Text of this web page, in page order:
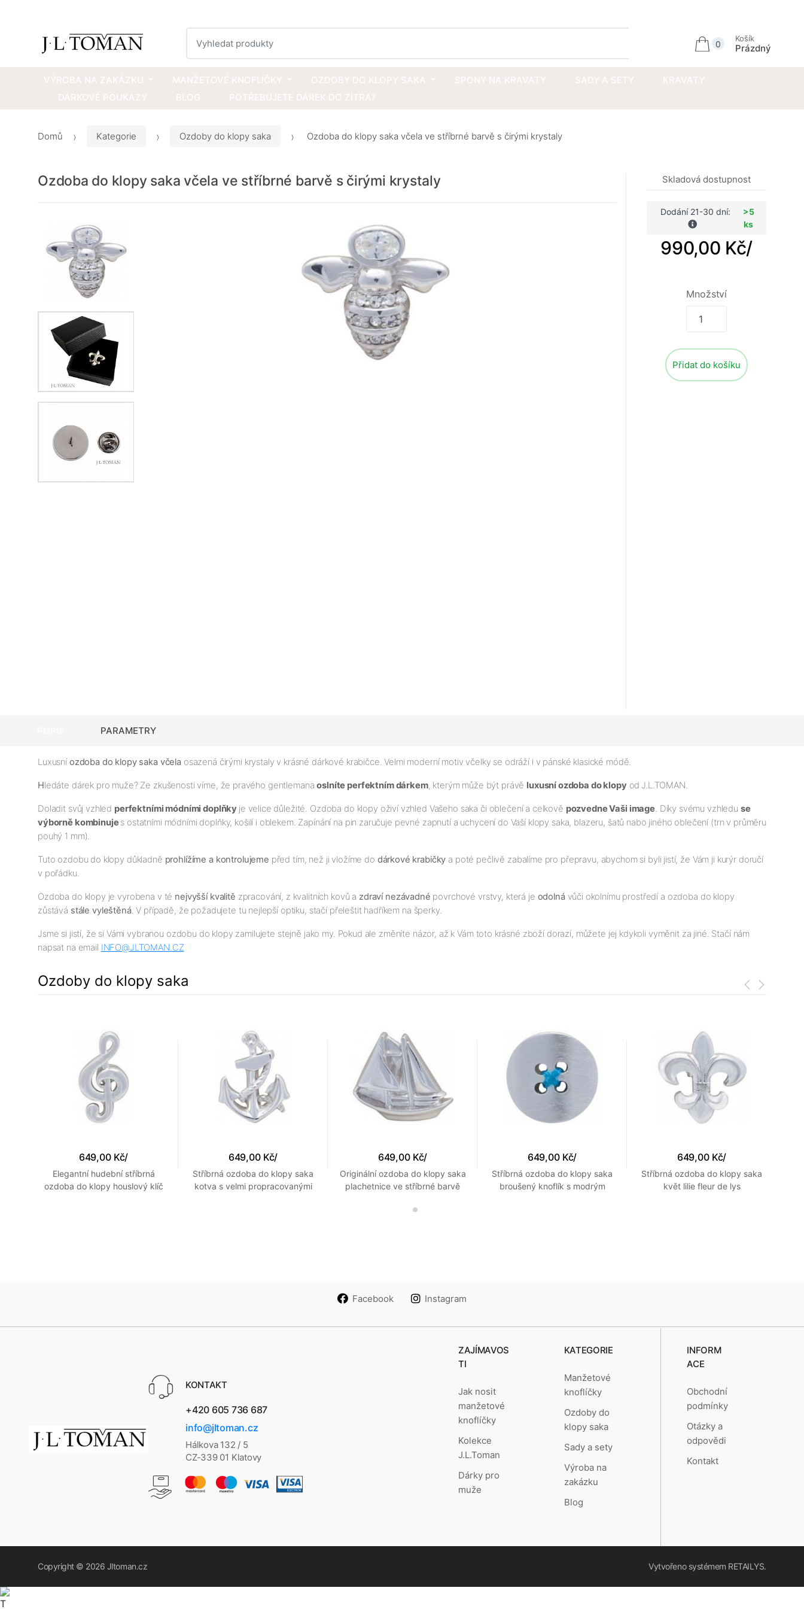
0
Košík
Prázdný
Domů Kategorie Ozdoby do klopy saka Ozdoba do klopy saka včela ve stříbrné barvě s čirými krystaly
Ozdoba do klopy saka včela ve stříbrné barvě s čirými krystaly Skladová dostupnost
Dodání 21-30 dní:
>5
ks
990,00 Kč/
Množství
Přidat do košíku
PARAMETRY
Luxusníozdoba do klopy saka včela osazená čirými krystaly v krásné dárkové krabičce. Velmi moderní motiv včelky se odráží i v pánské klasické módě.
Hledáte dárek pro muže? Ze zkušenosti víme, že pravého gentlemanaoslníte perfektním dárkem, kterým může být právě luxusní ozdoba do klopyod J.L.TOMAN.
Doladit svůj vzhled perfektními módními doplňky je velice důležité. Ozdoba do klopy oživí vzhled Vašeho saka či oblečení a celkově pozvedne Vaši image. Díky svému vzhledu se
výborně kombinujes ostatními módními doplňky, košilí i oblekem. Zapínání na pin zaručuje pevné zapnutí a uchycení do Vaší klopy saka, blazeru, šatů nabo jiného oblečení (trn v průměru
pouhý 1 mm).
Tuto ozdobu do klopy důkladně prohlížíme a kontrolujeme před tím, než ji vložíme do dárkové krabičky a poté pečlivě zabalíme pro přepravu, abychom si byli jistí, že Vám ji kurýr doručí
v pořádku.
Ozdoba do klopy je vyrobena v té nejvyššíkvalitě zpracování, z kvalitních kovů a zdraví nezávadné povrchové vrstvy, která je odolnávůči okolnímu prostředí a ozdoba do klopy
zůstává stále vyleštěná. V případě, že požadujete tu nejlepší optiku, stačí přeleštit hadříkem na šperky.
Jsme si jistí, že si Vámi vybranou ozdobu do klopy zamilujete stejně jako my. Pokud ale změníte názor, až k Vám toto krásné zboží dorazí, můžete jej kdykoli vyměnit za jiné. Stačí nám
napsat na email INFO@JLTOMAN.CZ
Ozdoby do klopy saka
649,00 Kč/
Elegantní hudební stříbrná
ozdoba do klopy houslový klíč
649,00 Kč/
Stříbrná ozdoba do klopy saka
kotva s velmi propracovanými
649,00 Kč/
Originální ozdoba do klopy saka
plachetnice ve stříbrné barvě
649,00 Kč/
Stříbrná ozdoba do klopy saka
broušený knoflík s modrým
649,00 Kč/
Stříbrná ozdoba do klopy saka
květ lilie fleur de lys
Facebook Instagram
KONTAKT
+420 605 736 687
info@jltoman.cz
Hálkova 132 / 5
CZ-339 01 Klatovy
ZAJÍMAVOS
TI
Jak nosit
manžetové
knoflíčky
Kolekce
J.L.Toman
Dárky pro
muže
KATEGORIE
Manžetové
knoflíčky
Ozdoby do
klopy saka
Sady a sety
Výroba na
zakázku
Blog
INFORM
ACE
Obchodní
podmínky
Otázky a
odpovědi
Kontakt
Copyright © 2026 Jltoman.cz Vytvořeno systémem RETAILYS.